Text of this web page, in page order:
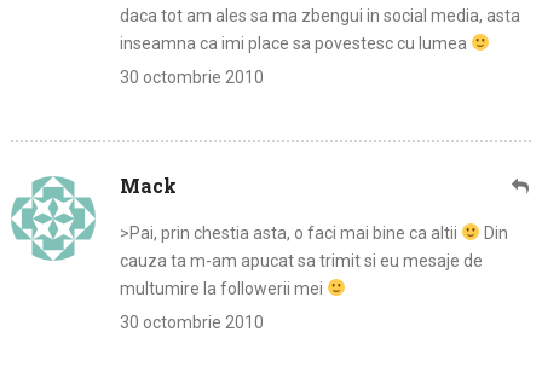
daca tot am ales sa ma zbengui in social media, asta
inseamna ca imi place sa povestesc cu lumea
30 octombrie 2010
Mack
>Pai, prin chestia asta, o faci mai bine ca altii
Din
cauza ta m-am apucat sa trimit si eu mesaje de
multumire la followerii mei
30 octombrie 2010